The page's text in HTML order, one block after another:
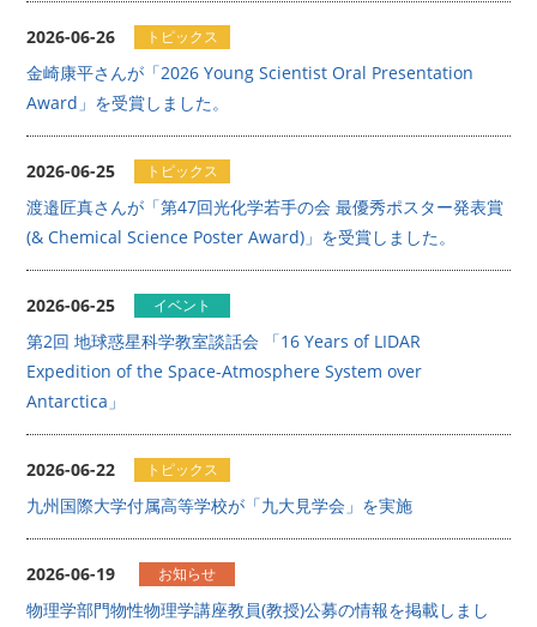
アクセス お問い合わせ
リンク サイトマップ
サイトポリシー 寄附のご案内
2026-06-26 トピックス
金崎康平さんが「2026 Young Scientist Oral Presentation
Award」を受賞しました。
2026-06-25 トピックス
渡邉匠真さんが「第47回光化学若手の会 最優秀ポスター発表賞
(& Chemical Science Poster Award)」を受賞しました。
2026-06-25 イベント
第2回 地球惑星科学教室談話会 「16 Years of LIDAR
Expedition of the Space-Atmosphere System over
Antarctica」
2026-06-22 トピックス
九州国際大学付属高等学校が「九大見学会」を実施
2026-06-19 お知らせ
物理学部門物性物理学講座教員(教授)公募の情報を掲載しまし